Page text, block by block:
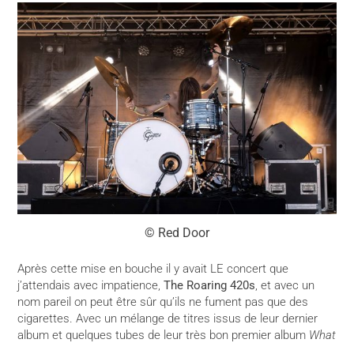
© Red Door
Après cette mise en bouche il y avait LE concert que
j’attendais avec impatience,The Roaring 420s, et avec un
nom pareil on peut être sûr qu’ils ne fument pas que des
cigarettes. Avec un mélange de titres issus de leur dernier
album et quelques tubes de leur très bon premier album What